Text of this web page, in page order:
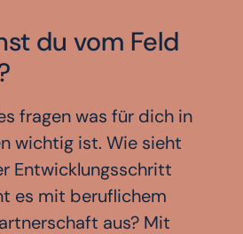
du vom Feld
fragen was für dich in
wichtig ist. Wie sieht
Entwicklungsschritt
es mit beruflichem
aus? Mit